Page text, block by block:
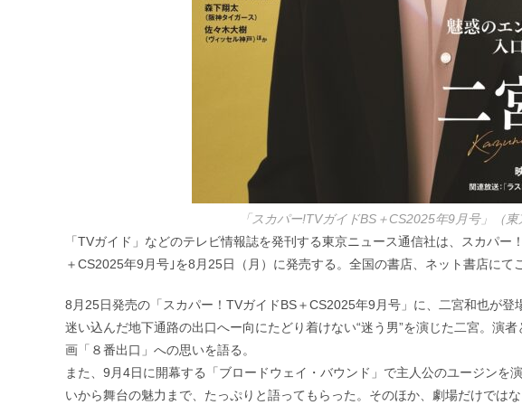
「スカパー!TVガイドBS＋CS2025年9月号」（東
「TVガイド」などのテレビ情報誌を発刊する東京ニュース通信社は、スカパ
＋CS2025年9月号｣を8月25日（月）に発売する。全国の書店、ネット書店にて
8月25日発売の「スカパー！TVガイドBS＋CS2025年9月号」に、二宮和也が登
迷い込んだ地下通路の出口へー向にたどり着けない“迷う男”を演じた二宮。演
画「８番出口」への思いを語る。
また、9月4日に開幕する「ブロードウェイ・バウンド」で主人公のユージンを
いから舞台の魅力まで、たっぷりと語ってもらった。そのほか、劇場だけでは